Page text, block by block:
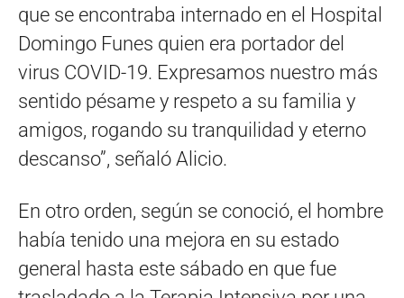
que se encontraba internado en el Hospital
Domingo Funes quien era portador del
virus COVID-19. Expresamos nuestro más
sentido pésame y respeto a su familia y
amigos, rogando su tranquilidad y eterno
descanso”, señaló Alicio.
En otro orden, según se conoció, el hombre
había tenido una mejora en su estado
general hasta este sábado en que fue